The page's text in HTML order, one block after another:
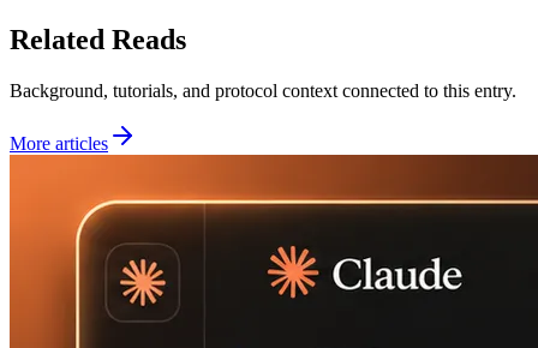
Related Reads
Background, tutorials, and protocol context connected to this entry.
More articles